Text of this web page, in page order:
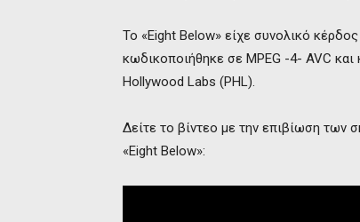
Το «Eight Below» είχε συνολικό
κωδικοποιήθηκε σε MPEG -4- AVC
Hollywood Labs (PHL).
Δείτε το βίντεο με την επιβίωση των
«Eight Below»: